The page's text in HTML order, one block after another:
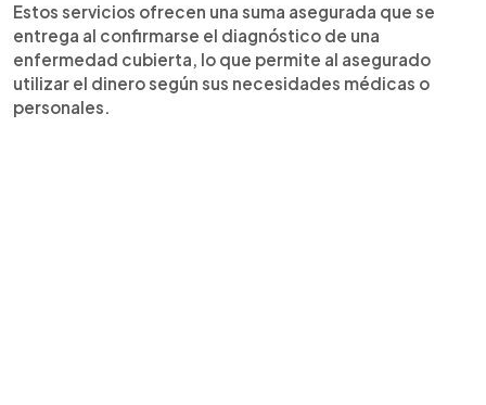
Estos servicios ofrecen una suma asegurada que se
entrega al confirmarse el diagnóstico de una
enfermedad cubierta, lo que permite al asegurado
utilizar el dinero según sus necesidades médicas o
personales.